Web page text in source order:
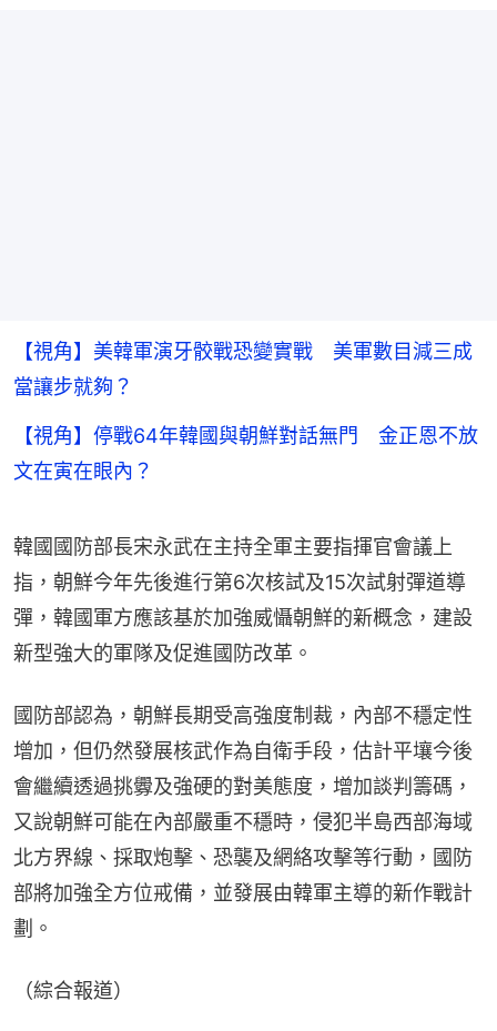
【視角】美韓軍演牙骹戰恐變實戰 美軍數目減三成
當讓步就夠？
【視角】停戰64年韓國與朝鮮對話無門 金正恩不放
文在寅在眼內？
韓國國防部長宋永武在主持全軍主要指揮官會議上
指，朝鮮今年先後進行第6次核試及15次試射彈道導
彈，韓國軍方應該基於加強威懾朝鮮的新概念，建設
新型強大的軍隊及促進國防改革。
國防部認為，朝鮮長期受高強度制裁，內部不穩定性
增加，但仍然發展核武作為自衛手段，估計平壤今後
會繼續透過挑釁及強硬的對美態度，增加談判籌碼，
又說朝鮮可能在內部嚴重不穩時，侵犯半島西部海域
北方界線、採取炮擊、恐襲及網絡攻擊等行動，國防
部將加強全方位戒備，並發展由韓軍主導的新作戰計
劃。
（綜合報道）